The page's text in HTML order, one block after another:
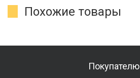
Похожие товары
Покупателю